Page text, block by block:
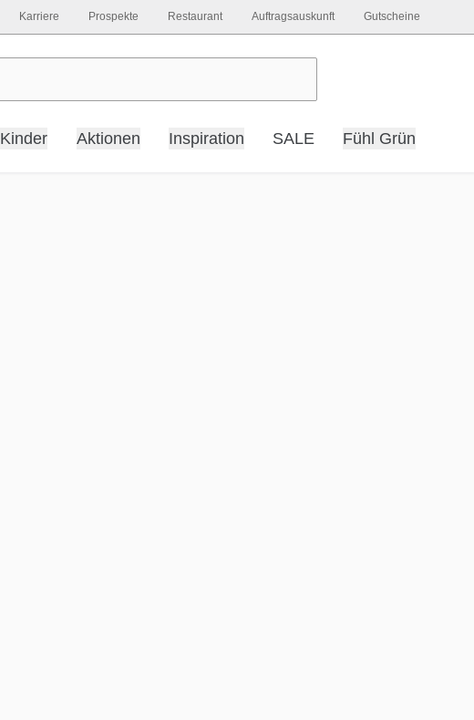
Kinder Aktionen Inspiration SALE Fühl Grün
Karriere Prospekte Restaurant Auftragsauskunft Gutscheine